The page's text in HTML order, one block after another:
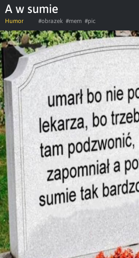
A w sumie
Humor #obrazek #mem #pic